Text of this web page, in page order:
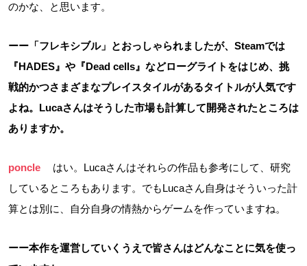
のかな、と思います。
ーー「フレキシブル」とおっしゃられましたが、Steamでは
『HADES』や『Dead cells』などローグライトをはじめ、挑
戦的かつさまざまなプレイスタイルがあるタイトルが人気です
よね。Lucaさんはそうした市場も計算して開発されたところは
ありますか。
poncle
はい。Lucaさんはそれらの作品も参考にして、研究
しているところもあります。でもLucaさん自身はそういった計
算とは別に、自分自身の情熱からゲームを作っていますね。
ーー本作を運営していくうえで皆さんはどんなことに気を使っ